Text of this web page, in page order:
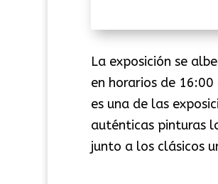
La exposición se
en horarios de
es una de las
auténticas pinturas
junto a los clásicos